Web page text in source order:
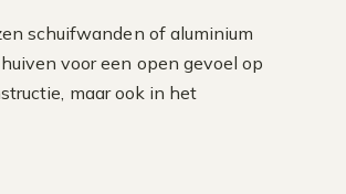
schuifwanden of aluminium
voor een open gevoel op
maar ook in het